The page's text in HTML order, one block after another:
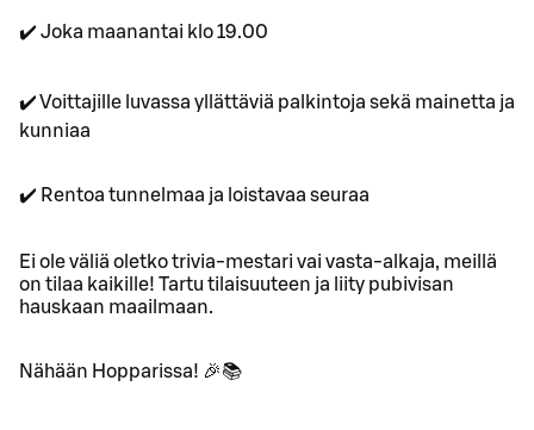
✔️ Joka maanantai klo 19.00
✔️ Voittajille luvassa yllättäviä palkintoja sekä mainetta ja
kunniaa
✔️ Rentoa tunnelmaa ja loistavaa seuraa
Ei ole väliä oletko trivia-mestari vai vasta-alkaja, meillä
on tilaa kaikille! Tartu tilaisuuteen ja liity pubivisan
hauskaan maailmaan.
Nähään Hopparissa! 🎉📚